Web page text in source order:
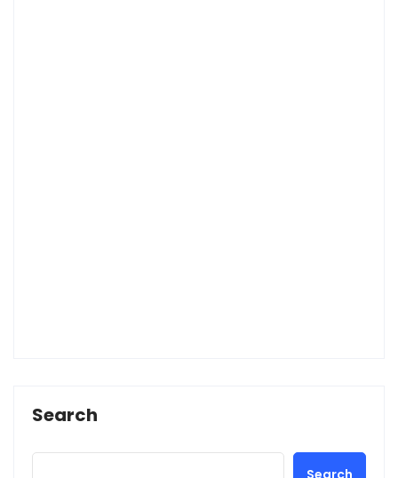
Search
Search